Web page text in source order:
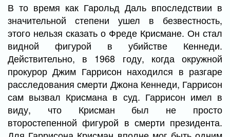
В то время как Гарольд Даль впоследствии в
значительной степени ушел в безвестность,
этого нельзя сказать о Фреде Крисмане. Он стал
видной фигурой в убийстве Кеннеди.
Действительно, в 1968 году, когда окружной
прокурор Джим Гаррисон находился в разгаре
расследования смерти Джона Кеннеди, Гаррисон
сам вызвал Крисмана в суд. Гаррисон имел в
виду, что Крисман был не просто
второстепенной фигурой в смерти президента.